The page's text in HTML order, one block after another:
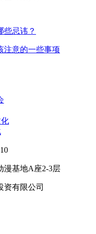
些忌讳？
注意的一些事项
漫基地A座2-3层
资有限公司